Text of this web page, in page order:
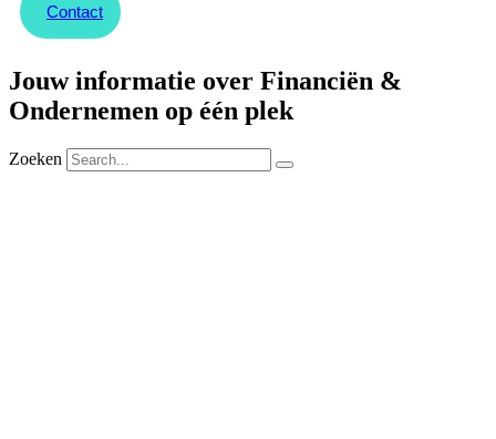
Contact
Jouw informatie over Financiën &
Ondernemen op één plek
Zoeken